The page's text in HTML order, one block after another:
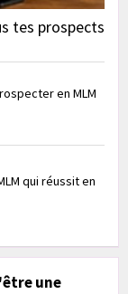
tes prospects
en MLM
qui réussit en
une